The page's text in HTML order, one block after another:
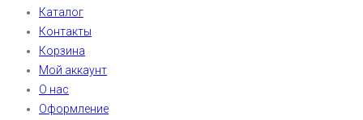
Каталог
Контакты
Корзина
Мой аккаунт
О нас
Оформление